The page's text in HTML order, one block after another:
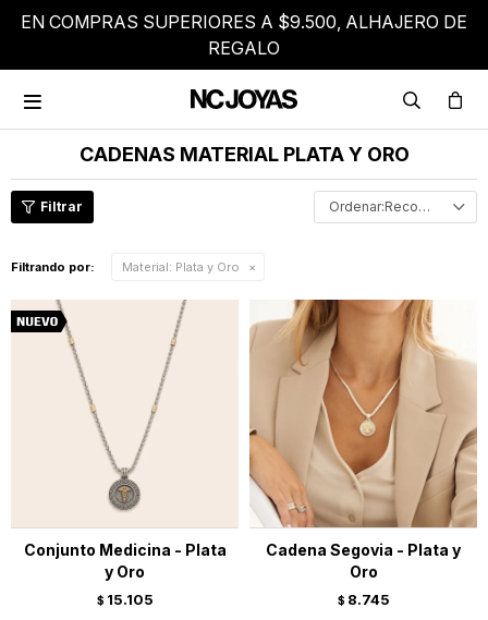
EN COMPRAS SUPERIORES A $9.500, ALHAJERO DE
REGALO

CADENAS MATERIAL PLATA Y ORO
Recomendados
Filtrando por: Material: Plata y Oro
Conjunto Medicina - Plata
y Oro
$ 15.105
Cadena Segovia - Plata y
Oro
$ 8.745